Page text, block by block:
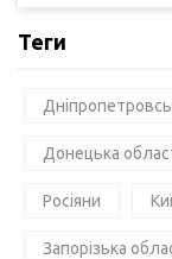
Теги
Донецька
Росіяни
Запорізька